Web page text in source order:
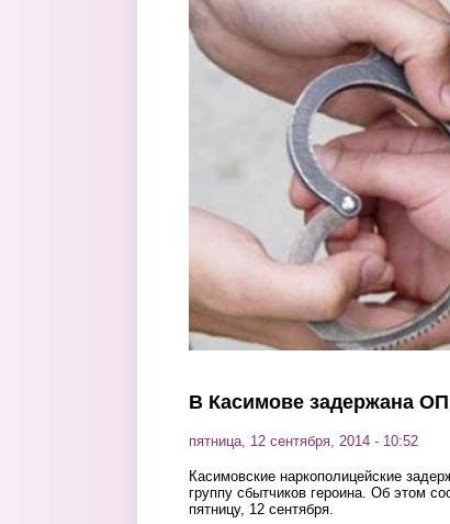
Перейти к основному содержанию
В Касимове задержана
пятница, 12 сентября, 2014 - 10:52
Касимовские наркополицейские
группу сбытчиков героина. Об этом
пятницу, 12 сентября.